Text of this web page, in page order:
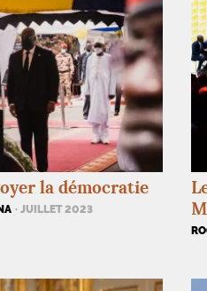
la démocratie
· JUILLET 2023